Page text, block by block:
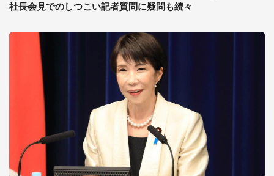
社長会見でのしつこい記者質問に疑問も続々